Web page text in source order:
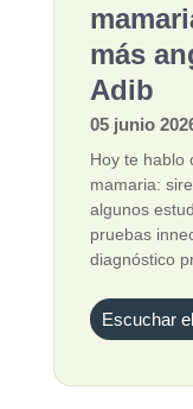
más
Adib
05 junio
Hoy te hablo
mamaria:
algunos
pruebas
diagnóstico
Escuchar